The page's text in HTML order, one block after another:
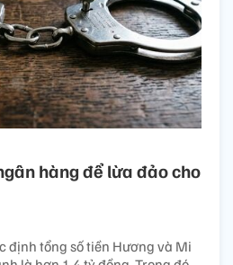
hàng để lừa đảo cho
định tổng số tiền Hương và Mi